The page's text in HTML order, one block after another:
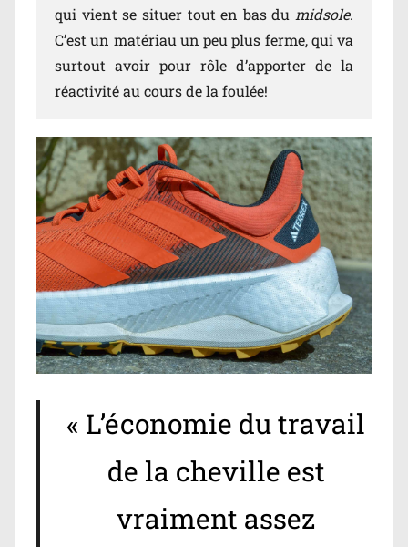
qui vient se situer tout en bas du midsole.
C’est un matériau un peu plus ferme, qui va
surtout avoir pour rôle d’apporter de la
réactivité au cours de la foulée!
« L’économie du travail
de la cheville est
vraiment assez